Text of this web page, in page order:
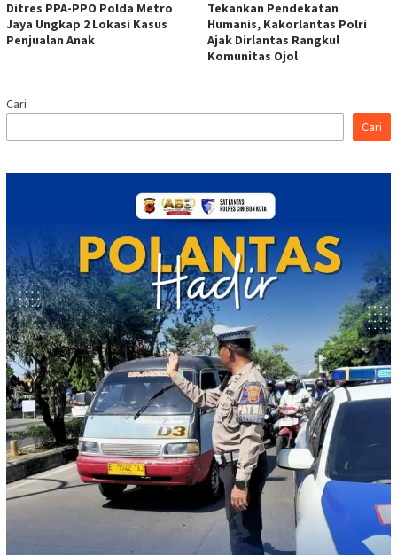
Ditres PPA-PPO Polda Metro
Jaya Ungkap 2 Lokasi Kasus
Penjualan Anak
Tekankan Pendekatan
Humanis, Kakorlantas Polri
Ajak Dirlantas Rangkul
Komunitas Ojol
Cari
Cari